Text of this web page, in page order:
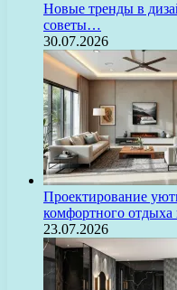
Новые тренды в
советы…
30.07.2026
Проектирование
комфортного
23.07.2026